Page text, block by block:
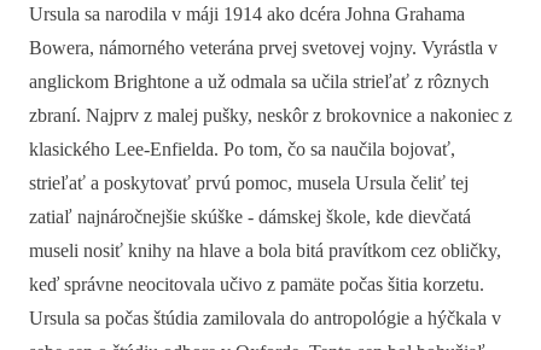
Ursula sa narodila v máji 1914 ako dcéra Johna Grahama
Bowera, námorného veterána prvej svetovej vojny. Vyrástla v
anglickom Brightone a už odmala sa učila strieľať z rôznych
zbraní. Najprv z malej pušky, neskôr z brokovnice a nakoniec z
klasického Lee-Enfielda. Po tom, čo sa naučila bojovať,
strieľať a poskytovať prvú pomoc, musela Ursula čeliť tej
zatiaľ najnáročnejšie skúške - dámskej škole, kde dievčatá
museli nosiť knihy na hlave a bola bitá pravítkom cez obličky,
keď správne neocitovala učivo z pamäte počas šitia korzetu.
Ursula sa počas štúdia zamilovala do antropológie a hýčkala v